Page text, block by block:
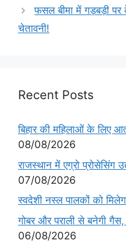
फसल बीमा में गड़बड़ी पर
चेतावनी!
Recent Posts
बिहार की महिलाओं के लिए
08/08/2026
राजस्थान में एग्रो प्रोसेसिंग
07/08/2026
स्वदेशी नस्ल पालकों को
गोबर और पराली से बनेगी गैस,
06/08/2026